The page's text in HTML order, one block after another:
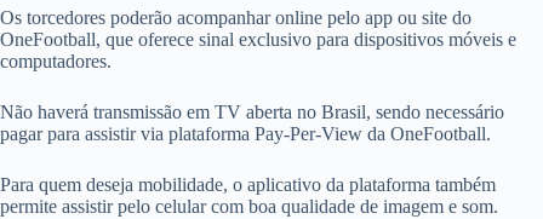
Os torcedores poderão acompanhar online pelo app ou site do
OneFootball, que oferece sinal exclusivo para dispositivos móveis e
computadores.
Não haverá transmissão em TV aberta no Brasil, sendo necessário
pagar para assistir via plataforma Pay-Per-View da OneFootball.
Para quem deseja mobilidade, o aplicativo da plataforma também
permite assistir pelo celular com boa qualidade de imagem e som.